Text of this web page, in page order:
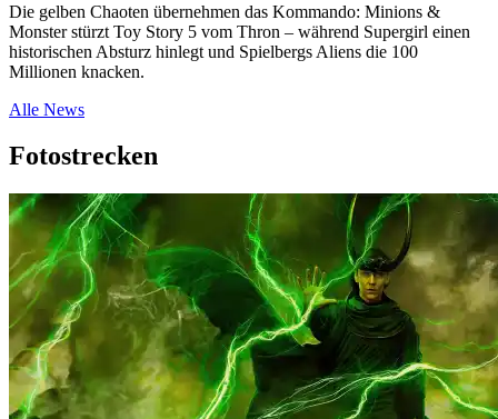
Die gelben Chaoten übernehmen das Kommando: Minions &
Monster stürzt Toy Story 5 vom Thron – während Supergirl einen
historischen Absturz hinlegt und Spielbergs Aliens die 100
Millionen knacken.
Alle News
Fotostrecken